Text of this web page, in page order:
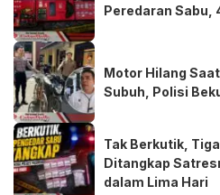
Peredaran Sabu,
Motor Hilang
Subuh, Polisi
Tak Berkutik,
Ditangkap
dalam Lima Hari